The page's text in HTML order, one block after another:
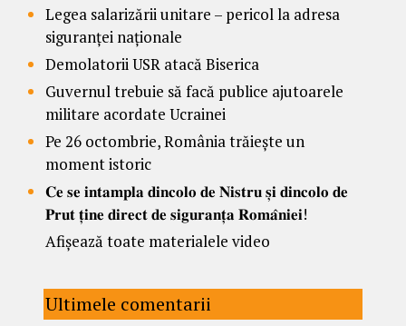
Legea salarizării unitare – pericol la adresa
siguranței naționale
Demolatorii USR atacă Biserica
Guvernul trebuie să facă publice ajutoarele
militare acordate Ucrainei
Pe 26 octombrie, România trăiește un
moment istoric
𝐂𝐞 𝐬𝐞 𝐢𝐧𝐭𝐚𝐦𝐩𝐥𝐚 𝐝𝐢𝐧𝐜𝐨𝐥𝐨 𝐝𝐞 𝐍𝐢𝐬𝐭𝐫𝐮 𝐬̦𝐢 𝐝𝐢𝐧𝐜𝐨𝐥𝐨 𝐝𝐞
𝐏𝐫𝐮𝐭 𝐭̦𝐢𝐧𝐞 𝐝𝐢𝐫𝐞𝐜𝐭 𝐝𝐞 𝐬𝐢𝐠𝐮𝐫𝐚𝐧𝐭̦𝐚 𝐑𝐨𝐦𝐚̂𝐧𝐢𝐞𝐢!
Afișează toate materialele video
Ultimele comentarii